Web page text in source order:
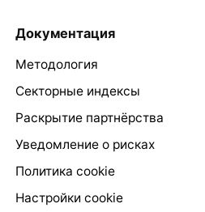
Документация
Методология
Секторные индексы
Раскрытие партнёрства
Уведомление о рисках
Политика cookie
Настройки cookie